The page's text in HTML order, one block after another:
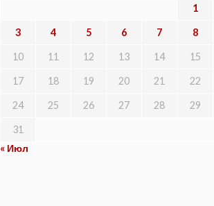
1
3 4 5 6 7 8
10 11 12 13 14 15
17 18 19 20 21 22
24 25 26 27 28 29
31
« Июл